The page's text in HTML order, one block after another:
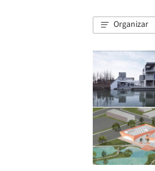
Organizar